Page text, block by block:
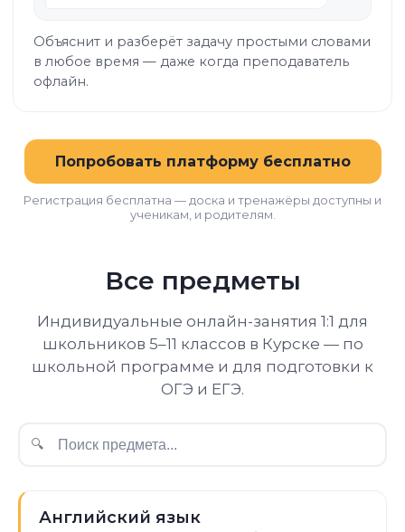
Объяснит и разберёт задачу простыми словами
в любое время — даже когда преподаватель
офлайн.
Попробовать платформу бесплатно
Регистрация бесплатна — доска и тренажёры доступны и
ученикам, и родителям.
Все предметы
Индивидуальные онлайн-занятия 1:1 для
школьников 5–11 классов в Курске — по
школьной программе и для подготовки к
ОГЭ и ЕГЭ.
🔍
Английский язык